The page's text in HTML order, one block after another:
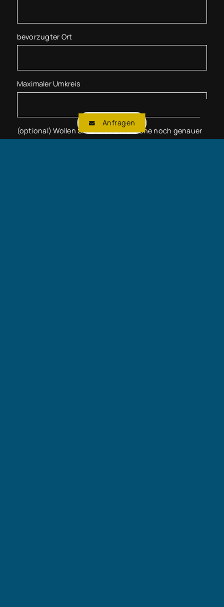
bevorzugter Ort
Maximaler Umkreis
(optional) Wollen Sie uns Ihre Wünsche noch genauer
schildern?
Anfragen